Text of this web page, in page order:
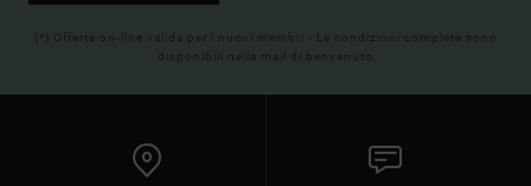
(*) Offerta on-line valida per i nuovi membri - Le condizioni complete sono
disponibili nella mail di benvenuto